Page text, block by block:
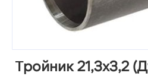
Тройник 21,3х3,2